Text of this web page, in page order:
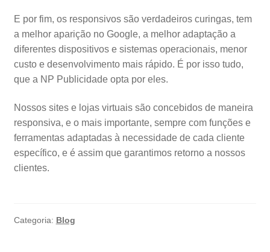
E por fim, os responsivos são verdadeiros curingas, tem
a melhor aparição no Google, a melhor adaptação a
diferentes dispositivos e sistemas operacionais, menor
custo e desenvolvimento mais rápido. É por isso tudo,
que a NP Publicidade opta por eles.
Nossos sites e lojas virtuais são concebidos de maneira
responsiva, e o mais importante, sempre com funções e
ferramentas adaptadas à necessidade de cada cliente
específico, e é assim que garantimos retorno a nossos
clientes.
Categoria: Blog